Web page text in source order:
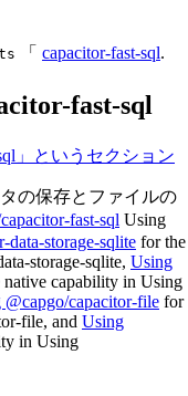
「 capacitor-fast-sql.
fast-sql
」というセクション
の保存とファイルの
fast-sql Using
data-storage-sqlite for the
storage-sqlite, Using
native capability in Using
@capgo/capacitor-file for
file, and Using
in Using